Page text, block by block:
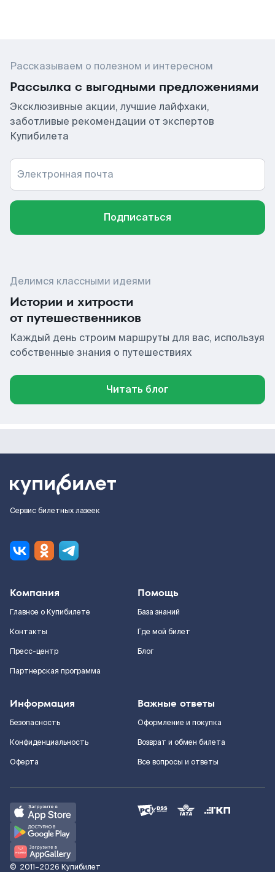
Рассказываем о полезном и интересном
Рассылка с выгодными предложениями
Эксклюзивные акции, лучшие лайфхаки,
заботливые рекомендации от экспертов
Купибилета
Электронная почта
Подписаться
Делимся классными идеями
Истории и хитрости
от путешественников
Каждый день строим маршруты для вас, используя
собственные знания о путешествиях
Читать блог
Сервис билетных лазеек
Компания
Главное о Купибилете
Контакты
Пресс-центр
Партнерская программа
Помощь
База знаний
Где мой билет
Блог
Информация
Безопасность
Конфиденциальность
Оферта
Важные ответы
Оформление и покупка
Возврат и обмен билета
Все вопросы и ответы
© 2011–2026 Купибилет